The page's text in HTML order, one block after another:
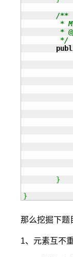
/**
	 */
}
}
那么挖掘下题
1、元素互不